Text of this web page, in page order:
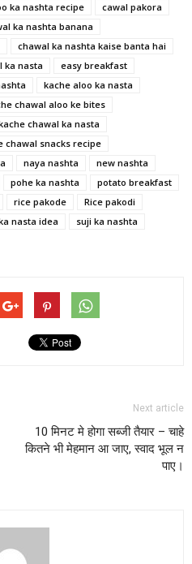
ka nashta recipe
cawal pakora
ka nashta banana
chawal ka nashta kaise banta hai
ka nasta
easy breakfast
kache aloo ka nasta
chawal aloo ke bites
chawal ka nasta
chawal snacks recipe
naya nashta
new nashta
pohe ka nashta
potato breakfast
rice pakode
Rice pakodi
nasta idea
suji ka nashta
Next article
10 मिनट मे होगा सब्जी तैयार – चाहे
कितने भी मेहमान आ जाए, स्वाद भूल न
पाए।